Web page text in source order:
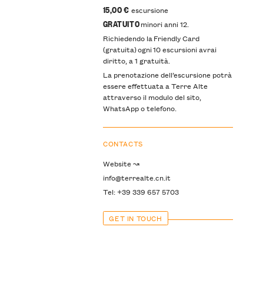
15,00 € escursione
GRATUITOminori anni 12.
Richiedendo la Friendly Card
(gratuita) ogni 10 escursioni avrai
diritto, a 1 gratuità.
La prenotazione dell’escursione potrà
essere effettuata a Terre Alte
attraverso il modulo del sito,
WhatsApp o telefono.
CONTACTS
Website ↝
info@terrealte.cn.it
Tel: +39 339 657 5703
GET IN TOUCH